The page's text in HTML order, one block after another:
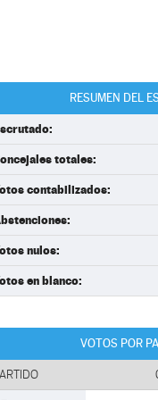
RESUMEN DEL
totales:
contabilizados:
nulos:
en blanco:
VOTOS POR